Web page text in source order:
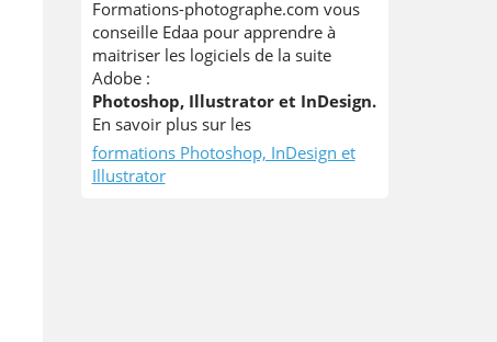
Formations-photographe.com vous
conseille Edaa pour apprendre à
maitriser les logiciels de la suite
Adobe :
Photoshop, Illustrator et InDesign.
En savoir plus sur les
formations Photoshop, InDesign et
Illustrator